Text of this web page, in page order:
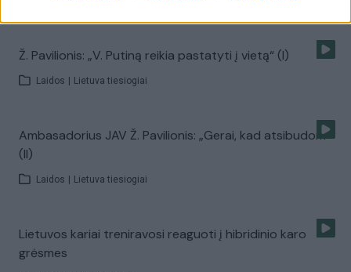
Ž. Pavilionis: „V. Putiną reikia pastatyti į vietą“ (I)
Laidos Lietuva tiesiogiai
Ambasadorius JAV Ž. Pavilionis: „Gerai, kad atsibudom“
(II)
Laidos Lietuva tiesiogiai
Lietuvos kariai treniravosi reaguoti į hibridinio karo
grėsmes